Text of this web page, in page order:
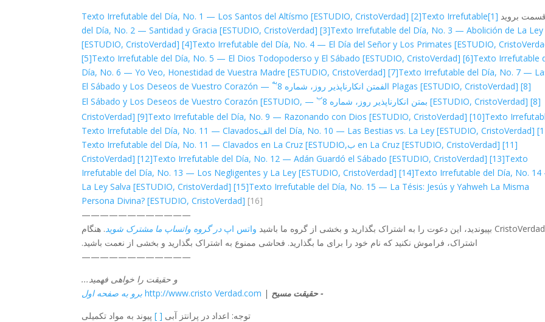
بروید [1]
Texto Irrefutable del Día, No. 1 — Los Santos del Altísmo [ESTUDIO, CristoVerdad] [2]Texto Irrefutable
del Día, No. 2 — Santidad y Gracia [ESTUDIO, CristoVerdad] [3]Texto Irrefutable del Día, No. 3 — Abolición de La Ley
[ESTUDIO, CristoVerdad] [4]Texto Irrefutable del Día, No. 4 — El Día del Señor y Los Primates [ESTUDIO,
[5]Texto Irrefutable del Día, No. 5 — El Dios Todopoderso y El Sábado [ESTUDIO, CristoVerdad] [6]Texto Irrefutable
Día, No. 6 — Yo Veo, Honestidad de Vuestra Madre [ESTUDIO, CristoVerdad] [7]Texto Irrefutable del Día, No. 7 —
Plagas [ESTUDIO, CristoVerdad] [8] الف متن انکارناپذیر روز، شماره 8 به
— El Sábado y Los Deseos de Vuestro Corazón
[ESTUDIO, CristoVerdad] [8] ب متن انکارناپذیر روز، شماره 8 ب
— El Sábado y Los Deseos de Vuestro Corazón [ESTUDIO,
CristoVerdad] [9]Texto Irrefutable del Día, No. 9 — Razonando con Dios [ESTUDIO, CristoVerdad] [10]Texto
del Día, No. 10 — Las Bestias vs. La Ley [ESTUDIO, CristoVerdad]
Texto Irrefutable del Día, No. 11 — Clavados
en La Cruz [ESTUDIO, CristoVerdad] [11] ب
Texto Irrefutable del Día, No. 11 — Clavados en La Cruz [ESTUDIO,
CristoVerdad] [12]Texto Irrefutable del Día, No. 12 — Adán Guardó el Sábado [ESTUDIO, CristoVerdad] [13]Texto
Irrefutable del Día, No. 13 — Los Negligentes y La Ley [ESTUDIO, CristoVerdad] [14]Texto Irrefutable del Día, No.
La Ley Salva [ESTUDIO, CristoVerdad] [15]Texto Irrefutable del Día, No. 15 — La Tésis: Jesús y Yahweh La Misma
Persona Divina? [ESTUDIO, CristoVerdad] [16]
————————————
واتس اپ در گروه واتساپ ما مشترک شوید. هنگام
اشتراک، فراموش نکنید که نام خود را برای ما بگذارید. فحاشی ممنوع به اشتراک بگذارید و بخشی از نعمت باشید.
————————————
و حقیقت را خواهی فهمید...
- حقیقت مسیح |
http://www.cristo Verdad.com برو به صفحه اول
توجه: اعداد در پرانتز آبی [ ]پیوند به مواد تکمیلی